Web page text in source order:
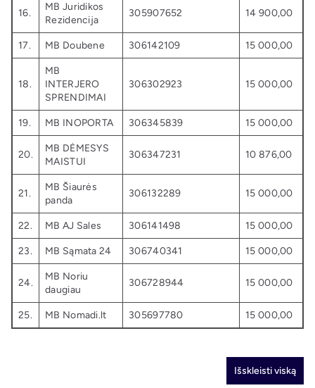
16.
MB Juridikos
Rezidencija
305907652 14 900,00
17. MB Doubene 306142109 15 000,00
18.
MB
INTERJERO
SPRENDIMAI
306302923 15 000,00
19. MB INOPORTA 306345839 15 000,00
20.
MB DĖMESYS
MAISTUI
306347231 10 876,00
21.
MB Šiaurės
panda
306132289 15 000,00
22. MB AJ Sales 306141498 15 000,00
23. MB Sąmata 24 306740341 15 000,00
24.
MB Noriu
daugiau
306728944 15 000,00
25. MB Nomadi.lt 305697780 15 000,00
Išskleisti viską